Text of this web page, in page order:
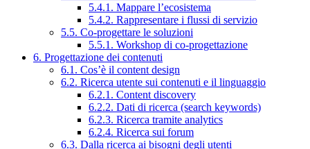
5.4.1. Mappare l’ecosistema
5.4.2. Rappresentare i flussi di servizio
5.5. Co-progettare le soluzioni
5.5.1. Workshop di co-progettazione
6. Progettazione dei contenuti
6.1. Cos’è il content design
6.2. Ricerca utente sui contenuti e il linguaggio
6.2.1. Content discovery
6.2.2. Dati di ricerca (search keywords)
6.2.3. Ricerca tramite analytics
6.2.4. Ricerca sui forum
6.3. Dalla ricerca ai bisogni degli utenti